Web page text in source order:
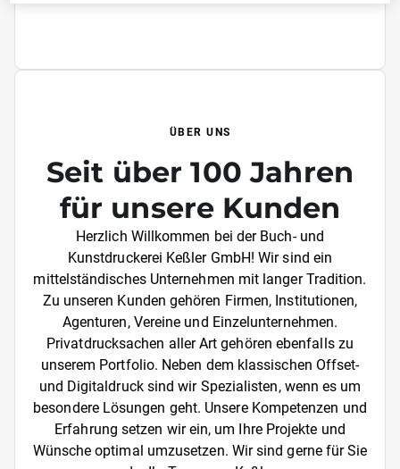
ÜBER UNS
Seit über 100 Jahren
für unsere Kunden
Herzlich Willkommen bei der Buch- und
Kunstdruckerei Keßler GmbH! Wir sind ein
mittelständisches Unternehmen mit langer Tradition.
Zu unseren Kunden gehören Firmen, Institutionen,
Agenturen, Vereine und Einzelunternehmen.
Privatdrucksachen aller Art gehören ebenfalls zu
unserem Portfolio. Neben dem klassischen Offset-
und Digitaldruck sind wir Spezialisten, wenn es um
besondere Lösungen geht. Unsere Kompetenzen und
Erfahrung setzen wir ein, um Ihre Projekte und
Wünsche optimal umzusetzen. Wir sind gerne für Sie